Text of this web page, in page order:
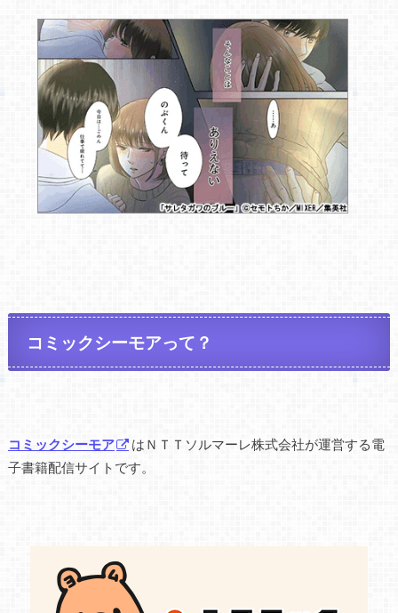
コミックシーモアって？
コミックシーモア
はＮＴＴソルマーレ株式会社が運営する電
子書籍配信サイトです。